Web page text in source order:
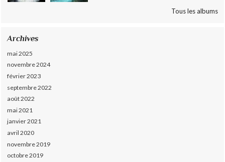
Tous les albums
Archives
mai 2025
novembre 2024
février 2023
septembre 2022
août 2022
mai 2021
janvier 2021
avril 2020
novembre 2019
octobre 2019